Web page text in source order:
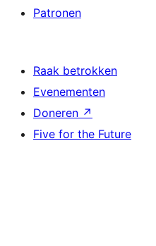
Patronen
Raak betrokken
Evenementen
Doneren ↗
Five for the Future